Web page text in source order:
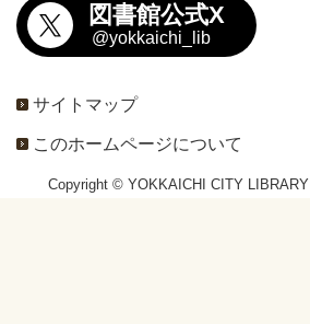
図書館公式X
@yokkaichi_lib
サイトマップ
このホームページについて
Copyright © YOKKAICHI CITY